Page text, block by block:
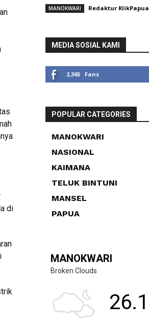
di
MANOKWARI Redaktur KlikPapua
MEDIA SOSIAL KAMI
2,365 Fans
POPULAR CATEGORIES
MANOKWARI
NASIONAL
KAIMANA
TELUK BINTUNI
MANSEL
PAPUA
MANOKWARI
Broken Clouds
26.1